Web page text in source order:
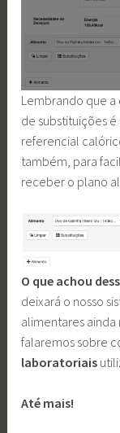
Lembrando que
de substituições
referencial
também, para
receber o plano
O que achou
deixará o nosso
alimentares ainda
falaremos sobre
laboratoriais
Até mais!